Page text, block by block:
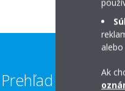
Prehľad predajcov
Ak